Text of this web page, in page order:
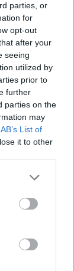
parties, or
for
opt-out
after your
seeing
utilized by
prior to
further
parties on the
may
List of
it to other
di skiroll